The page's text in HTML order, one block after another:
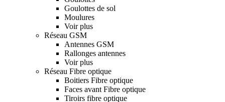
Goulottes de sol
Moulures
Voir plus
Réseau GSM
Antennes GSM
Rallonges antennes
Voir plus
Réseau Fibre optique
Boitiers Fibre optique
Faces avant Fibre optique
Tiroirs fibre optique